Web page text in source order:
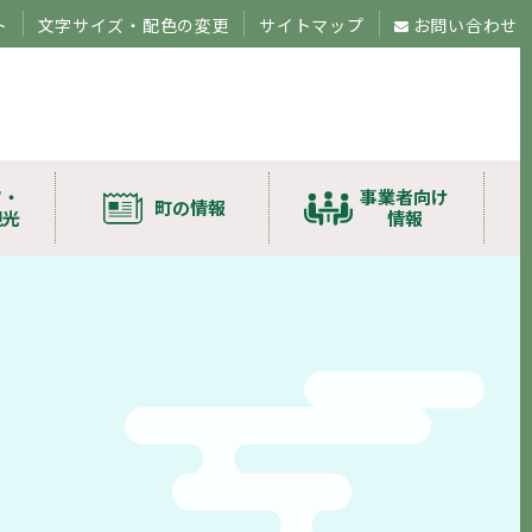
文字サイズ・配色の変更 サイトマップ お問い合わせ
町の情報
事業者向け
情報